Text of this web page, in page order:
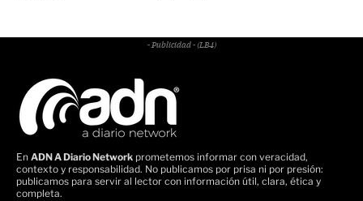
- Publicidad - (LB4)
En ADN A Diario Network prometemos informar con veracidad,
contexto y responsabilidad. No publicamos por prisa ni por presión:
publicamos para servir al lector con información útil, clara, ética y
completa.